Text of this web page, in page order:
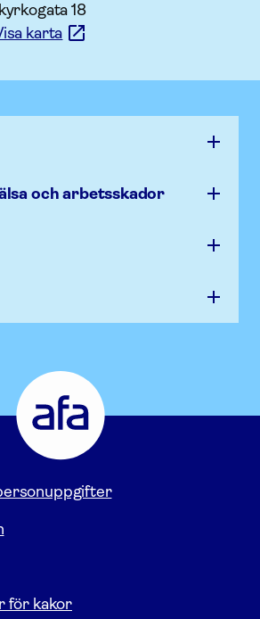
18
karta
och arbets­skador
Försäkring
Gå
till
startsidan
för kakor